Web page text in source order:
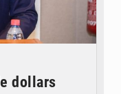
dollars